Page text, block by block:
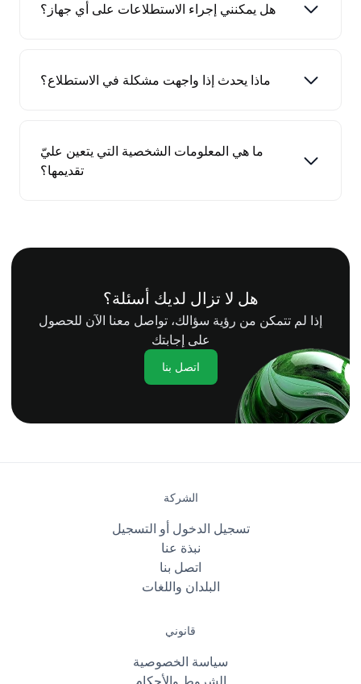
هل يمكنني إجراء الاستطلاعات على أي جهاز؟
ماذا يحدث إذا واجهت مشكلة في الاستطلاع؟
ما هي المعلومات الشخصية التي يتعين عليّ
تقديمها؟
هل لا تزال لديك أسئلة؟
إذا لم تتمكن من رؤية سؤالك، تواصل معنا الآن للحصول
على إجابتك
اتصل بنا
الشركة
تسجيل الدخول أو التسجيل
نبذة عنا
اتصل بنا
البلدان واللغات
قانوني
سياسة الخصوصية